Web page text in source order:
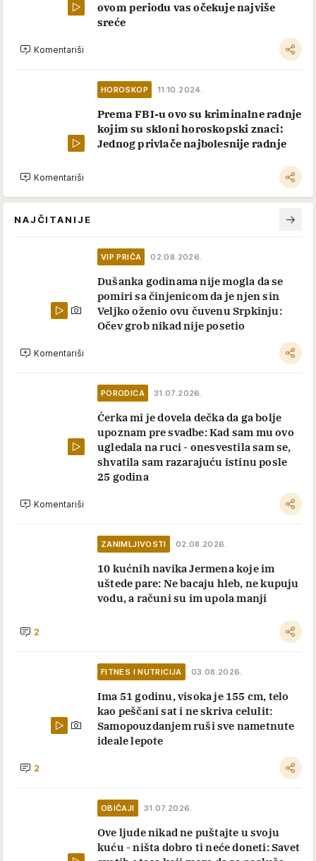
ovom periodu vas očekuje najviše
sreće
Komentariši
HOROSKOP 11.10.2024.
Prema FBI-u ovo su kriminalne radnje
kojim su skloni horoskopski znaci:
Jednog privlače najbolesnije radnje
Komentariši
NAJČITANIJE
VIP PRIČA 02.08.2026.
Dušanka godinama nije mogla da se
pomiri sa činjenicom da je njen sin
Veljko oženio ovu čuvenu Srpkinju:
Očev grob nikad nije posetio
Komentariši
PORODICA 31.07.2026.
Ćerka mi je dovela dečka da ga bolje
upoznam pre svadbe: Kad sam mu ovo
ugledala na ruci - onesvestila sam se,
shvatila sam razarajuću istinu posle
25 godina
Komentariši
ZANIMLJIVOSTI 02.08.2026.
10 kućnih navika Jermena koje im
uštede pare: Ne bacaju hleb, ne kupuju
vodu, a računi su im upola manji
2
FITNES I NUTRICIJA 03.08.2026.
Ima 51 godinu, visoka je 155 cm, telo
kao peščani sat i ne skriva celulit:
Samopouzdanjem ruši sve nametnute
ideale lepote
2
OBIČAJI 31.07.2026.
Ove ljude nikad ne puštajte u svoju
kuću - ništa dobro ti neće doneti: Savet